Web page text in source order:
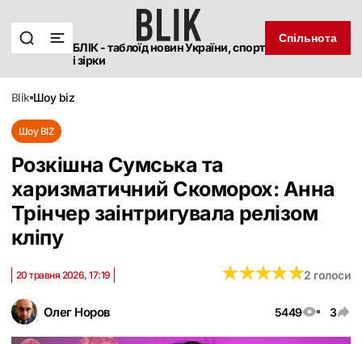
БЛІК - таблоїд новин України, спорт
і зірки
Спільнота
blik шоу biz
Шоу BIZ
Розкішна Сумська та
харизматичний Скоморох: Анна
Трінчер заінтригувала релізом
кліпу
Олег Норов 5449 3
20 травня 2026, 17:19 ★★★★★
★★★★★2 голоси